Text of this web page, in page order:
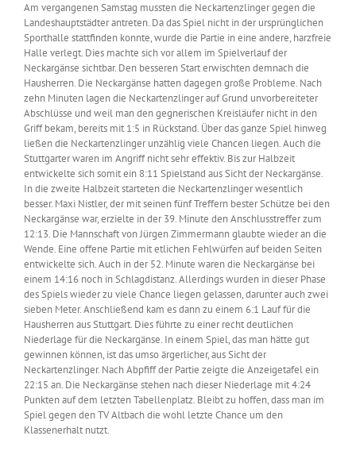
Am vergangenen Samstag mussten die Neckartenzlinger gegen die
Landeshauptstädter antreten. Da das Spiel nicht in der ursprünglichen
Sporthalle stattfinden konnte, wurde die Partie in eine andere, harzfreie
Halle verlegt. Dies machte sich vor allem im Spielverlauf der
Neckargänse sichtbar. Den besseren Start erwischten demnach die
Hausherren. Die Neckargänse hatten dagegen große Probleme. Nach
zehn Minuten lagen die Neckartenzlinger auf Grund unvorbereiteter
Abschlüsse und weil man den gegnerischen Kreisläufer nicht in den
Griff bekam, bereits mit 1:5 in Rückstand. Über das ganze Spiel hinweg
ließen die Neckartenzlinger unzählig viele Chancen liegen. Auch die
Stuttgarter waren im Angriff nicht sehr effektiv. Bis zur Halbzeit
entwickelte sich somit ein 8:11 Spielstand aus Sicht der Neckargänse.
In die zweite Halbzeit starteten die Neckartenzlinger wesentlich
besser. Maxi Nistler, der mit seinen fünf Treffern bester Schütze bei den
Neckargänse war, erzielte in der 39. Minute den Anschlusstreffer zum
12:13. Die Mannschaft von Jürgen Zimmermann glaubte wieder an die
Wende. Eine offene Partie mit etlichen Fehlwürfen auf beiden Seiten
entwickelte sich. Auch in der 52. Minute waren die Neckargänse bei
einem 14:16 noch in Schlagdistanz. Allerdings wurden in dieser Phase
des Spiels wieder zu viele Chance liegen gelassen, darunter auch zwei
sieben Meter. Anschließend kam es dann zu einem 6:1 Lauf für die
Hausherren aus Stuttgart. Dies führte zu einer recht deutlichen
Niederlage für die Neckargänse. In einem Spiel, das man hätte gut
gewinnen können, ist das umso ärgerlicher, aus Sicht der
Neckartenzlinger. Nach Abpfiff der Partie zeigte die Anzeigetafel ein
22:15 an. Die Neckargänse stehen nach dieser Niederlage mit 4:24
Punkten auf dem letzten Tabellenplatz. Bleibt zu hoffen, dass man im
Spiel gegen den TV Altbach die wohl letzte Chance um den
Klassenerhalt nutzt.